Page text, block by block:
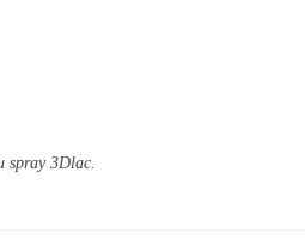
spray 3Dlac.